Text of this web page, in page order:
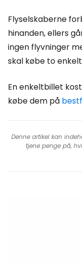
Flyselskaberne
hinanden, ellers
ingen flyvninger
skal købe to
En enkeltbillet
købe dem på
Denne artikel kan
tjene penge på,